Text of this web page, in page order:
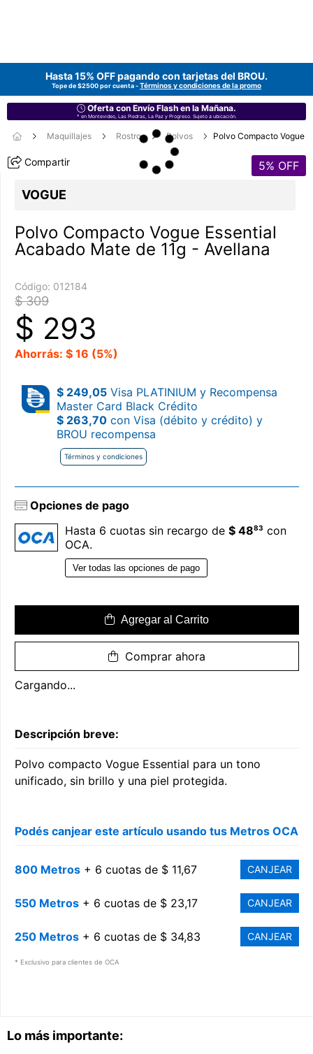
Hasta 15% OFF pagando con tarjetas del BROU.
Tope de $2500 por cuenta -Términos y condiciones de la promo
Oferta con Envío Flash en la Mañana.
* en Montevideo, Las Piedras, La Paz y Progreso. Sujeto a ubicación.
Maquillajes Rostro Polvos Polvo Compacto Vogue
Compartir 5% OFF
Lo más importante:
VOGUE
Polvo Compacto Vogue Essential
Acabado Mate de 11g - Avellana
Código: 012184
$ 309
$ 293
Ahorrás: $ 16 (5%)
$ 249,05 Visa PLATINIUM y Recompensa
Master Card Black Crédito
$ 263,70 con Visa (débito y crédito) y
BROU recompensa
Términos y condiciones
Opciones de pago
Hasta 6 cuotas sin recargo de $ 4883 con
OCA.
Ver todas las opciones de pago
Agregar al Carrito
Comprar ahora
Cargando...
Descripción breve:
Polvo compacto Vogue Essential para un tono
unificado, sin brillo y una piel protegida.
Podés canjear este artículo usando tus Metros OCA
800 Metros + 6 cuotas de $ 11,67 CANJEAR
550 Metros + 6 cuotas de $ 23,17 CANJEAR
250 Metros + 6 cuotas de $ 34,83 CANJEAR
* Exclusivo para clientes de OCA